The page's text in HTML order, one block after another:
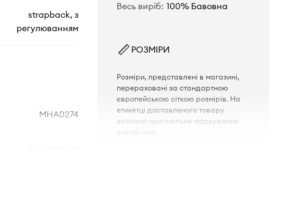
strapback, з
регулюванням
MHA0274
Весь виріб: 100% Бавовна
РОЗМІРИ
Розміри, представлені в магазині,
перераховані за стандартною
європейською сіткою розмірів. На
етикетці доставленого товару
вказано оригінальне маркування
виробника.